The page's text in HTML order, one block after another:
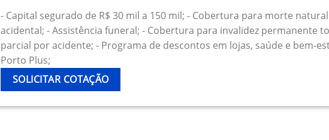
- Capital segurado de R$ 30 mil a 150 mil; - Cobertura para morte
acidental; - Assistência funeral; - Cobertura para invalidez permanente
parcial por acidente; - Programa de descontos em lojas, saúde e bem-
Porto Plus;
SOLICITAR COTAÇÃO